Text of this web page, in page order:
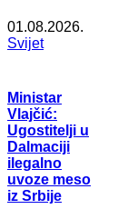
01.08.2026.
Svijet
Ministar
Vlajčić:
Ugostitelji u
Dalmaciji
ilegalno
uvoze meso
iz Srbije